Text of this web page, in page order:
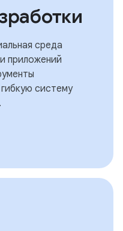
среда
приложений
систему